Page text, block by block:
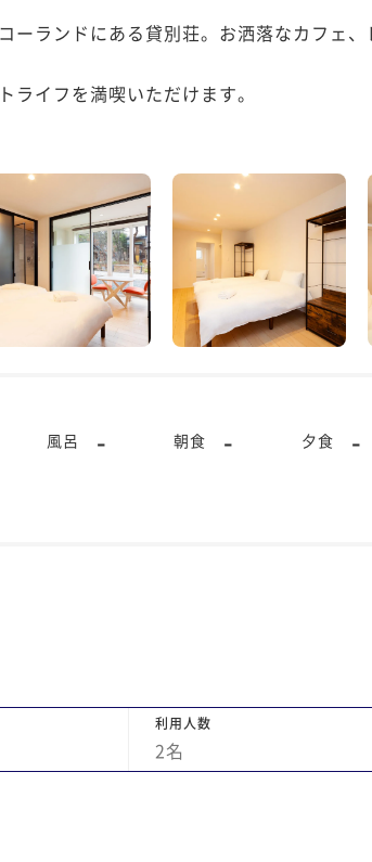
ーランドにある貸別荘。お洒落なカフェ
ライフを満喫いただけます。
風呂 - 朝食 - 夕食 -
利用人数
2名